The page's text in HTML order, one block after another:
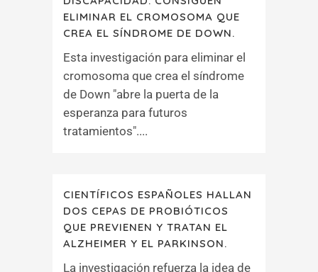
ELIMINAR EL CROMOSOMA QUE
CREA EL SÍNDROME DE DOWN.
Esta investigación para eliminar el
cromosoma que crea el síndrome
de Down "abre la puerta de la
esperanza para futuros
tratamientos"....
CIENTÍFICOS ESPAÑOLES HALLAN
DOS CEPAS DE PROBIÓTICOS
QUE PREVIENEN Y TRATAN EL
ALZHEIMER Y EL PARKINSON.
La investigación refuerza la idea de